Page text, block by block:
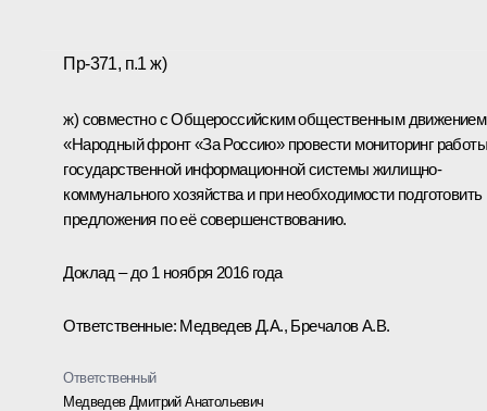
Пр-371, п.1 ж)
ж) совместно с Общероссийским общественным движением
«Народный фронт «За Россию» провести мониторинг работы
государственной информационной системы жилищно-
коммунального хозяйства и при необходимости подготовить
предложения по её совершенствованию.
Доклад – до 1 ноября 2016 года
Ответственные: Медведев Д.А., Бречалов А.В.
Ответственный
Медведев Дмитрий Анатольевич